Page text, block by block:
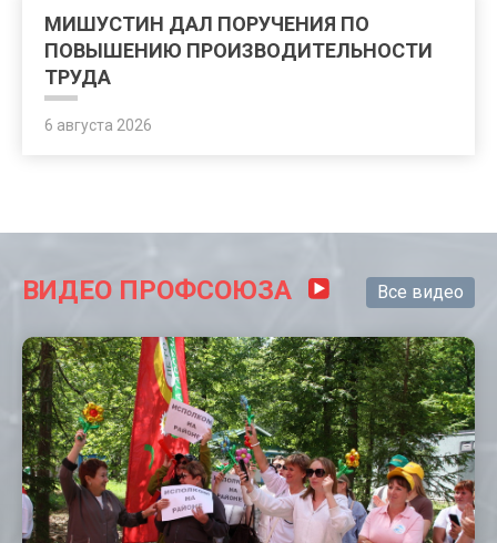
МИШУСТИН ДАЛ ПОРУЧЕНИЯ ПО
ПОВЫШЕНИЮ ПРОИЗВОДИТЕЛЬНОСТИ
ТРУДА
6 августа 2026
ВИДЕО ПРОФСОЮЗА Все видео